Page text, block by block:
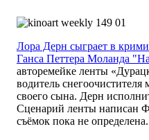
Лора Дерн сыграет в
Ганса Петтера Моланда
авторемейке ленты
водитель снегоочистителя
своего сына. Дерн
Сценарий ленты написан
съёмок пока не